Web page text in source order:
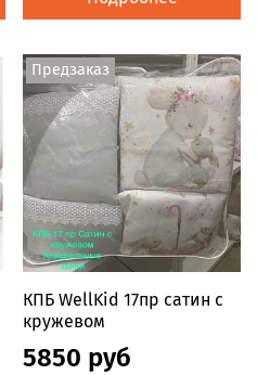
Предзаказ
КПБ WellKid 17пр сатин с
кружевом
5850 руб